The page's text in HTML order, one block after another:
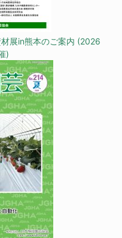
展in熊本のご案内 (2026
)